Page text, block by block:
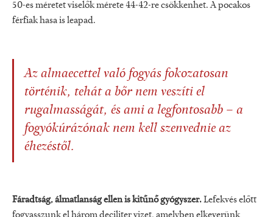
50-es méretet viselők mérete 44-42-re csökkenhet. A pocakos
férfiak hasa is leapad.
Az almaecettel való fogyás fokozatosan
történik, tehát a bőr nem veszíti el
rugalmasságát, és ami a legfontosabb – a
fogyókúrázónak nem kell szenvednie az
éhezéstől.
Fáradtság, álmatlanság ellen is kitűnő gyógyszer.Lefekvés előtt